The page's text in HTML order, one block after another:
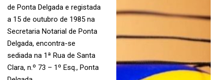
de Ponta Delgada e registada
a 15 de outubro de 1985 na
Secretaria Notarial de Ponta
Delgada, encontra-se
sediada na 1ª Rua de Santa
Clara, n.º 73 – 1º Esq., Ponta